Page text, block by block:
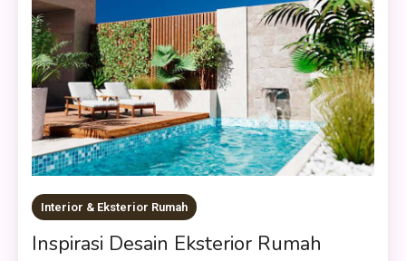
Interior & Eksterior Rumah
Inspirasi Desain Eksterior Rumah